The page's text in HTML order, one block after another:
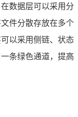
数据层可以采用分
件分散存放在多个
以采用侧链、状态
条绿色通道，提高